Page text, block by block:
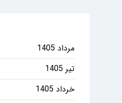
مرداد 1405
تیر 1405
خرداد 1405